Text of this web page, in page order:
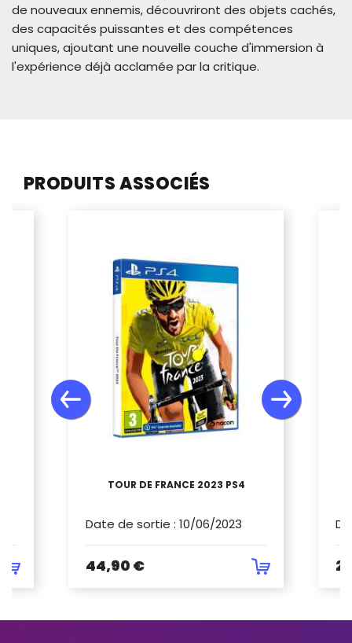
de nouveaux ennemis, découvriront des objets cachés,
des capacités puissantes et des compétences
uniques, ajoutant une nouvelle couche d'immersion à
l'expérience déjà acclamée par la critique.
PRODUITS ASSOCIÉS
TOUR DE FRANCE 2023 PS4
Date de sortie : 10/06/2023
44,90 €